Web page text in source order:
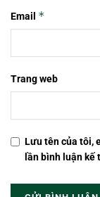
Email *
Trang web
Lưu tên của tôi,
lần bình luận kế